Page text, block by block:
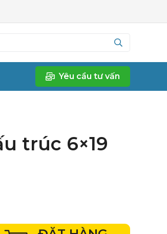
Yêu cầu tư vấn
trúc 6×19